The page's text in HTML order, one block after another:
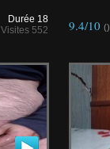
Durée 18
Visites 552
9.4/10 ()